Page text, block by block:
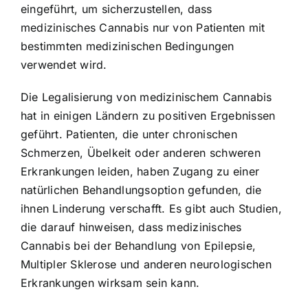
eingeführt, um sicherzustellen, dass
medizinisches Cannabis nur von Patienten mit
bestimmten medizinischen Bedingungen
verwendet wird.
Die Legalisierung von medizinischem Cannabis
hat in einigen Ländern zu positiven Ergebnissen
geführt. Patienten, die unter chronischen
Schmerzen, Übelkeit oder anderen schweren
Erkrankungen leiden, haben Zugang zu einer
natürlichen Behandlungsoption gefunden, die
ihnen Linderung verschafft. Es gibt auch Studien,
die darauf hinweisen, dass medizinisches
Cannabis bei der Behandlung von Epilepsie,
Multipler Sklerose und anderen neurologischen
Erkrankungen wirksam sein kann.